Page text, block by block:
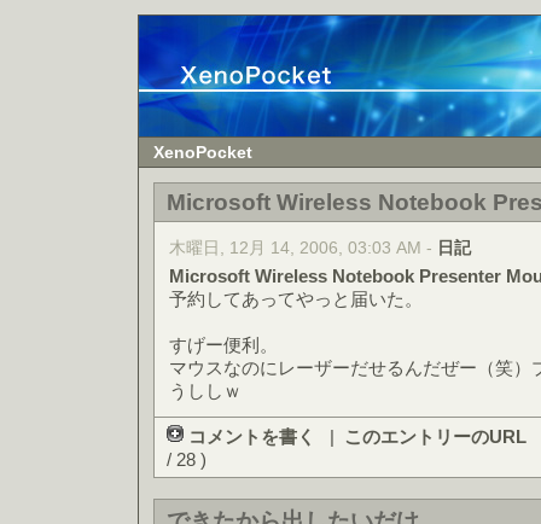
XenoPocket
Microsoft Wireless Notebook
木曜日, 12月 14, 2006, 03:03 AM - 日記
Microsoft Wireless Notebook Presenter
予約してあってやっと届いた。
すげー便利。
マウスなのにレーザーだせるんだぜー（笑）
うししｗ
コメントを書く | このエントリーのURL
/ 28 )